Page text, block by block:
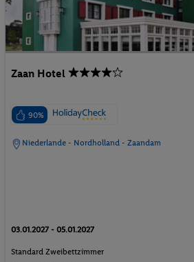
Zaan Hotel
90%
Niederlande - Nordholland - Zaandam
03.01.2027 - 05.01.2027
Standard Zweibettzimmer